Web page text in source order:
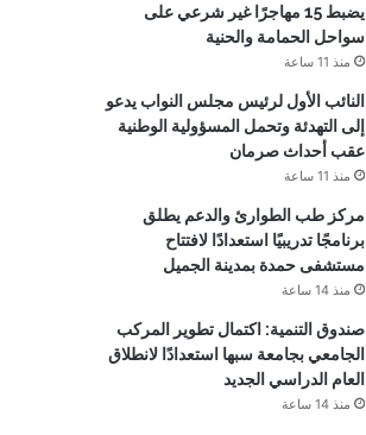
يضبط 15 مهاجرًا غير شرعي على
سواحل الحمامة والحنية
منذ 11 ساعة
النائب الأول لرئيس مجلس النواب يدعو
إلى التهدئة وتحمل المسؤولية الوطنية
عقب أحداث صرمان
منذ 11 ساعة
مركز طب الطوارئ والدعم يطلق
برنامجًا تدريبيًا استعدادًا لافتتاح
مستشفى حمدة بمدينة الجميل
منذ 14 ساعة
صندوق التنمية: اكتمال تطوير المركب
الجامعي بجامعة سبها استعدادًا لانطلاق
العام الدراسي الجديد
منذ 14 ساعة